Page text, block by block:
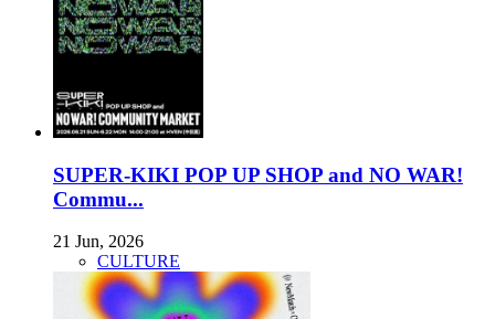
SUPER-KIKI POP UP SHOP and NO WAR!
Commu...
21 Jun, 2026
CULTURE